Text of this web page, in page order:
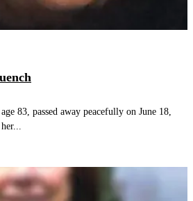
83, passed away peacefully on June 18,